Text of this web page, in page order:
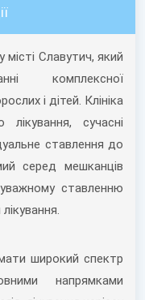
Славутич, який
комплексної
і дітей. Клініка
сучасні
ставлення до
серед мешканців
ставленню
широкий спектр
напрямками